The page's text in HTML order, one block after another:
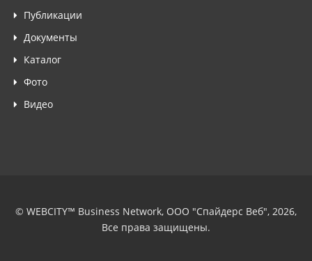
Публикации
Документы
Каталог
Фото
Видео
© WEBCITY™ Business Network, ООО "Спайдерс Веб", 2026,
Все права защищены.